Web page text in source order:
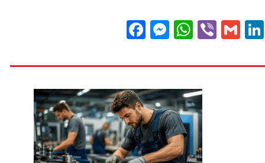
FacebookViber